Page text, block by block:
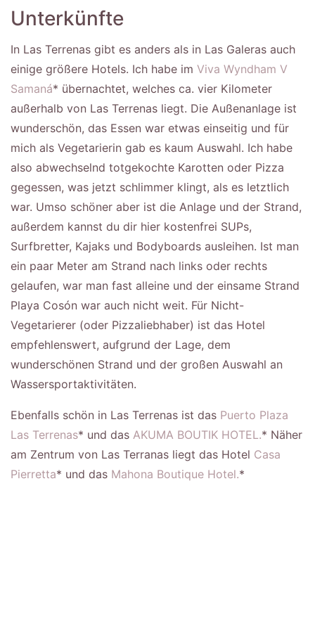
Unterkünfte
In Las Terrenas gibt es anders als in Las Galeras auch
einige größere Hotels. Ich habe im Viva Wyndham V
Samaná* übernachtet, welches ca. vier Kilometer
außerhalb von Las Terrenas liegt. Die Außenanlage ist
wunderschön, das Essen war etwas einseitig und für
mich als Vegetarierin gab es kaum Auswahl. Ich habe
also abwechselnd totgekochte Karotten oder Pizza
gegessen, was jetzt schlimmer klingt, als es letztlich
war. Umso schöner aber ist die Anlage und der Strand,
außerdem kannst du dir hier kostenfrei SUPs,
Surfbretter, Kajaks und Bodyboards ausleihen. Ist man
ein paar Meter am Strand nach links oder rechts
gelaufen, war man fast alleine und der einsame Strand
Playa Cosón war auch nicht weit. Für Nicht-
Vegetarierer (oder Pizzaliebhaber) ist das Hotel
empfehlenswert, aufgrund der Lage, dem
wunderschönen Strand und der großen Auswahl an
Wassersportaktivitäten.
Ebenfalls schön in Las Terrenas ist das Puerto Plaza
Las Terrenas* und das AKUMA BOUTIK HOTEL.* Näher
am Zentrum von Las Terranas liegt das Hotel Casa
Pierretta* und das Mahona Boutique Hotel.*